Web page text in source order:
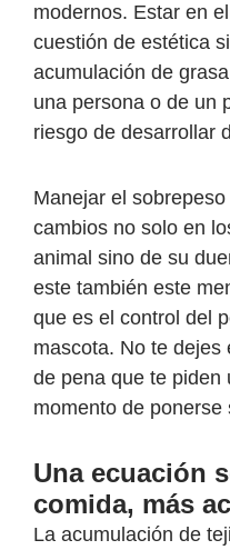
modernos. Estar en
cuestión de estética
acumulación de
una persona o de un
riesgo de desarrollar
Manejar el
cambios no solo en
animal sino de su
este también este
que es el control del
mascota. No te dejes
de pena que te piden
momento de ponerse
Una ecuación
comida, más
La acumulación de